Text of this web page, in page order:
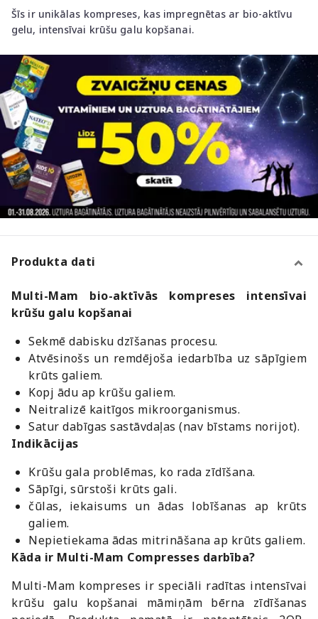
Šīs ir unikālas kompreses, kas impregnētas ar bio-aktīvu
gelu, intensīvai krūšu galu kopšanai.
Produkta dati
Multi-Mam bio-aktīvās kompreses intensīvai
krūšu galu kopšanai
Sekmē dabisku dzīšanas procesu.
Atvēsinošs un remdējoša iedarbība uz sāpīgiem
krūts galiem.
Kopj ādu ap krūšu galiem.
Neitralizē kaitīgos mikroorganismus.
Satur dabīgas sastāvdaļas (nav bīstams norijot).
Indikācijas
Krūšu gala problēmas, ko rada zīdīšana.
Sāpīgi, sūrstoši krūts gali.
čūlas, iekaisums un ādas lobīšanas ap krūts
galiem.
Nepietiekama ādas mitrināšana ap krūts galiem.
Kāda ir Multi-Mam Compresses darbība?
Multi-Mam kompreses ir speciāli radītas intensīvai
krūšu galu kopšanai māmiņām bērna zīdīšanas